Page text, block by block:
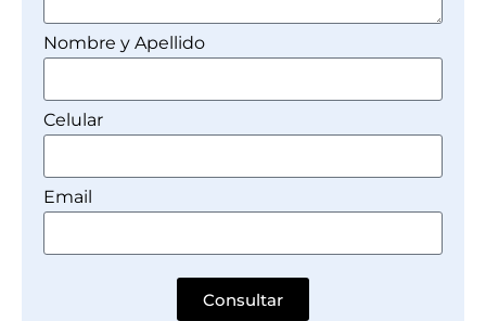
Nombre y Apellido
Celular
Email
Consultar